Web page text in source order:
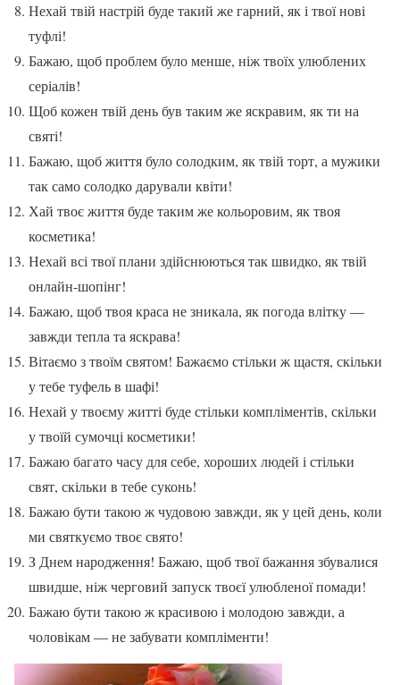
Нехай твій настрій буде такий же гарний, як і твої нові
туфлі!
Бажаю, щоб проблем було менше, ніж твоїх улюблених
серіалів!
Щоб кожен твій день був таким же яскравим, як ти на
святі!
Бажаю, щоб життя було солодким, як твій торт, а мужики
так само солодко дарували квіти!
Хай твоє життя буде таким же кольоровим, як твоя
косметика!
Нехай всі твої плани здійснюються так швидко, як твій
онлайн-шопінг!
Бажаю, щоб твоя краса не зникала, як погода влітку —
завжди тепла та яскрава!
Вітаємо з твоїм святом! Бажаємо стільки ж щастя, скільки
у тебе туфель в шафі!
Нехай у твоєму житті буде стільки компліментів, скільки
у твоїй сумочці косметики!
Бажаю багато часу для себе, хороших людей і стільки
свят, скільки в тебе суконь!
Бажаю бути такою ж чудовою завжди, як у цей день, коли
ми святкуємо твоє свято!
З Днем народження! Бажаю, щоб твої бажання збувалися
швидше, ніж черговий запуск твоєї улюбленої помади!
Бажаю бути такою ж красивою і молодою завжди, а
чоловікам — не забувати компліменти!